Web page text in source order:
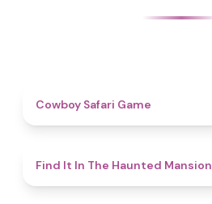
Cowboy Safari Game
Find It In The Haunted Mansion